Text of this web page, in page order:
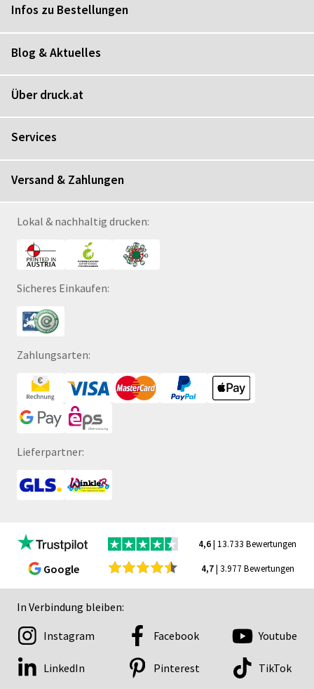
Infos zu Bestellungen
Blog & Aktuelles
Über druck.at
Services
Versand & Zahlungen
Lokal & nachhaltig drucken:
Sicheres Einkaufen:
Zahlungsarten:
Lieferpartner:
4,6| 13.733 Bewertungen
Google 4,7| 3.977 Bewertungen
In Verbindung bleiben:
Instagram Facebook Youtube
LinkedIn Pinterest TikTok